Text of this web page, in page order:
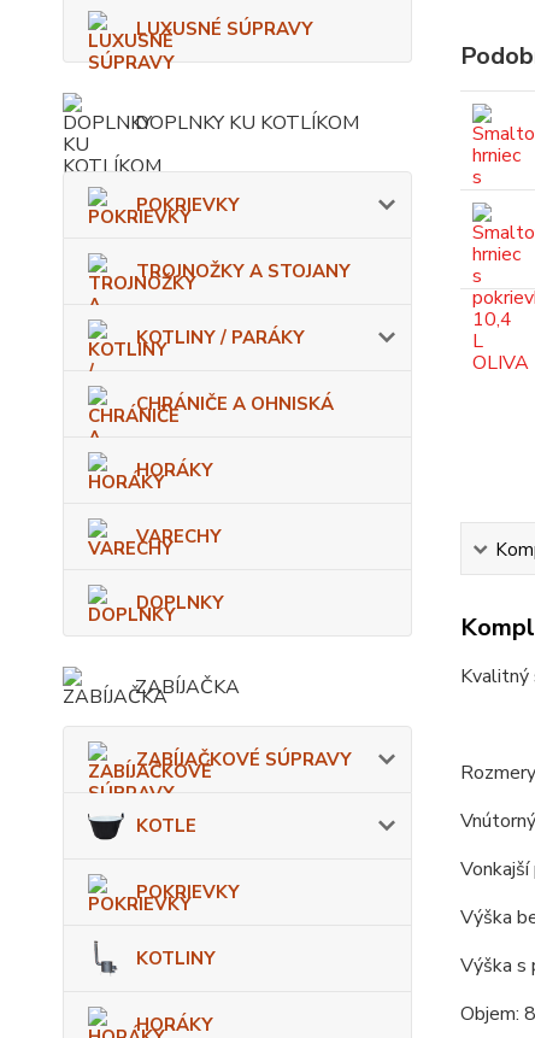
LUXUSNÉ SÚPRAVY
DOPLNKY KU KOTLÍKOM
POKRIEVKY
TROJNOŽKY A STOJANY
KOTLINY / PARÁKY
CHRÁNIČE A OHNISKÁ
HORÁKY
VARECHY
DOPLNKY
ZABÍJAČKA
ZABÍJAČKOVÉ SÚPRAVY
KOTLE
POKRIEVKY
KOTLINY
HORÁKY
Kvalitný
Výška
Výška s
Objem: